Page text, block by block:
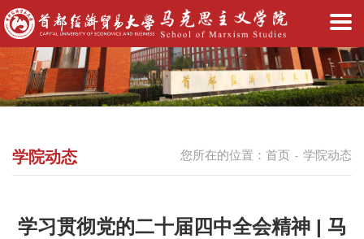
您所在的位置： 首页 - 学院动态
学院动态
学习贯彻党的二十届四中全会精神 | 马